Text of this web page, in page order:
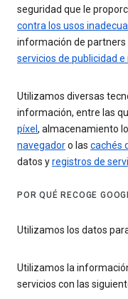
seguridad que le
contra los usos
información de
servicios de publicidad
Utilizamos diversas
información, entre las
píxel , almacenamiento
navegadoro las cachés
datos yregistros de
POR QUÉ RECOGE
Utilizamos los datos
Utilizamos la
servicios con las